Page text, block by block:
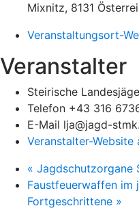
Mixnitz, 8131
Veranstaltungsort-
Veranstalter
Steirische
Telefon +43 316
E-Mail lja@jagd-
Veranstalter-Website
« Jagdschutzorgane
Faustfeuerwaffen im
Fortgeschrittene »